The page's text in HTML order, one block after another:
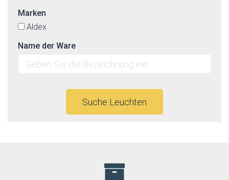
Marken
Aldex
Name der Ware
Suche Leuchten